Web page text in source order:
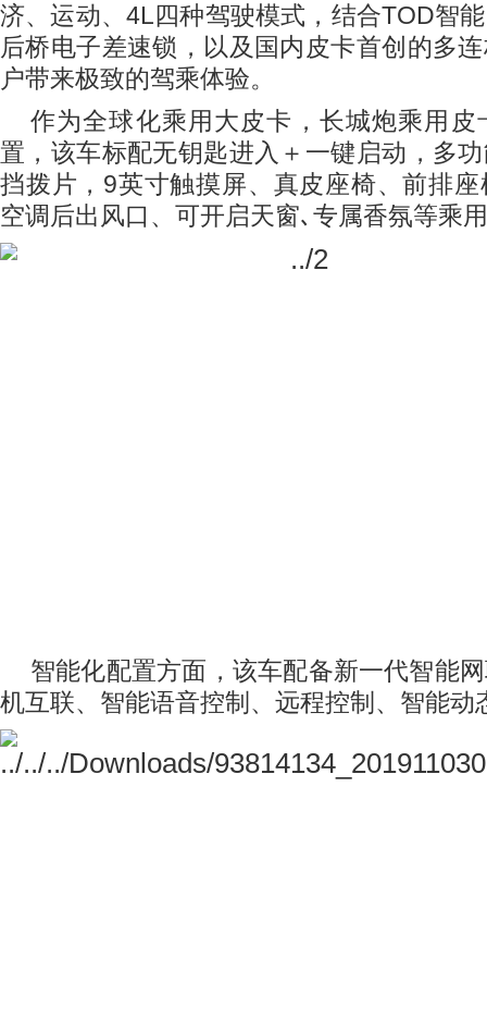
济、运动、 4L四种驾驶模式，结合TOD智
后桥电子差速锁，以及国内皮卡首创的多
户带来极致的驾乘体验。
作为全球化乘用大皮卡，长城炮乘用皮
置，该车标配无钥匙进入＋一键启动，多
挡拨片， 9英寸触摸屏、真皮座椅、前排
空调后出风口、可开启天窗､ 专属香氛等乘
智能化配置方面，该车配备新一代智能
机互联、智能语音控制、远程控制、智能动